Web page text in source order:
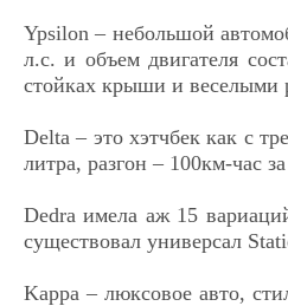
Ypsilon – небольшой
л.с. и объем двигателя
стойках крыши и веселыми
Delta – это хэтчбек как с
литра, разгон – 100км-час
Dedra имела аж 15
существовал универсал
Kappa – люксовое авто,